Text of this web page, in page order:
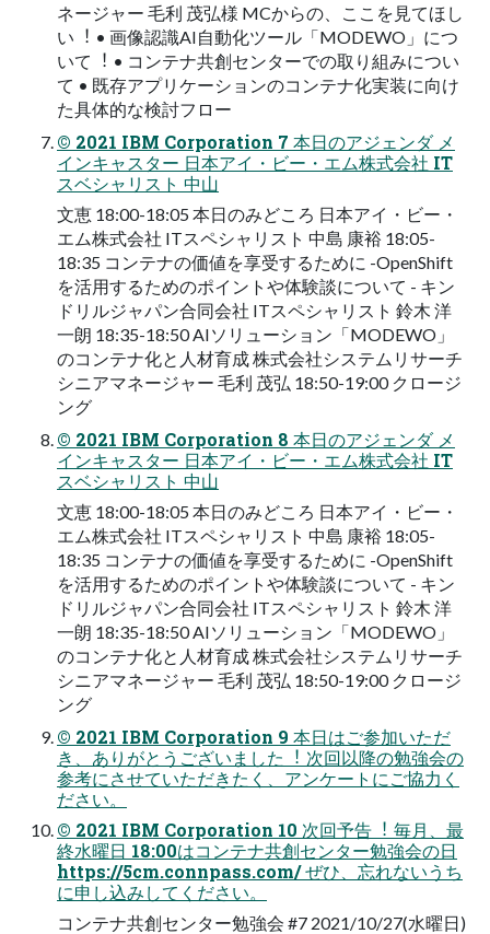
ネージャー ⽑利 茂弘様 MCからの、ここを⾒てほし
い︕ • 画像認識AI⾃動化ツール「MODEWO」につ
いて︕ • コンテナ共創センターでの取り組みについ
て • 既存アプリケーションのコンテナ化実装に向け
た具体的な検討フロー
© 2021 IBM Corporation 7 本⽇のアジェンダ メ
インキャスター ⽇本アイ・ビー・エム株式会社 IT
スベシャリスト 中⼭
⽂恵 18:00-18:05 本⽇のみどころ ⽇本アイ・ビー・
エム株式会社 ITスペシャリスト 中島 康裕 18:05-
18:35 コンテナの価値を享受するために -OpenShift
を活⽤するためのポイントや体験談について - キン
ドリルジャパン合同会社 ITスペシャリスト 鈴⽊ 洋
⼀朗 18:35-18:50 AIソリューション「MODEWO」
のコンテナ化と⼈材育成 株式会社システムリサーチ
シニアマネージャー ⽑利 茂弘 18:50-19:00 クロージ
ング
© 2021 IBM Corporation 8 本⽇のアジェンダ メ
インキャスター ⽇本アイ・ビー・エム株式会社 IT
スベシャリスト 中⼭
⽂恵 18:00-18:05 本⽇のみどころ ⽇本アイ・ビー・
エム株式会社 ITスペシャリスト 中島 康裕 18:05-
18:35 コンテナの価値を享受するために -OpenShift
を活⽤するためのポイントや体験談について - キン
ドリルジャパン合同会社 ITスペシャリスト 鈴⽊ 洋
⼀朗 18:35-18:50 AIソリューション「MODEWO」
のコンテナ化と⼈材育成 株式会社システムリサーチ
シニアマネージャー ⽑利 茂弘 18:50-19:00 クロージ
ング
© 2021 IBM Corporation 9 本⽇はご参加いただ
き、ありがとうございました︕ 次回以降の勉強会の
参考にさせていただきたく、アンケートにご協⼒く
ださい。
© 2021 IBM Corporation 10 次回予告︕ 毎⽉、最
終⽔曜⽇ 18:00はコンテナ共創センター勉強会の⽇
https://5cm.connpass.com/ ぜひ、忘れないうち
に申し込みしてください。
コンテナ共創センター勉強会 #7 2021/10/27(⽔曜⽇)